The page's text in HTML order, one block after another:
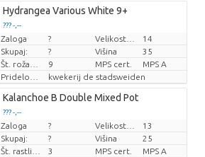
Loading...
??? -,--
Cena za kos
Loading...
??? -,--
Cena za kos
Hydrangea Various White 9+
??? -,--
Cena za kos
Zaloga ?
14
Skupaj:
? Višina
35
9 MPS cert.
MPS A
kwekerij de stadsweiden
Kalanchoe B Double Mixed Pot
??? -,--
Cena za kos
Zaloga ?
13
Skupaj:
? Višina
25
3 MPS cert.
MPS A